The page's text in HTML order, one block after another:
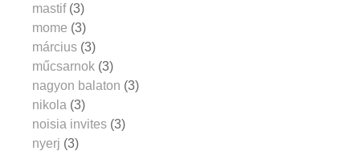
mastif (3)
mome (3)
március (3)
műcsarnok (3)
nagyon balaton (3)
nikola (3)
noisia invites (3)
nyerj (3)